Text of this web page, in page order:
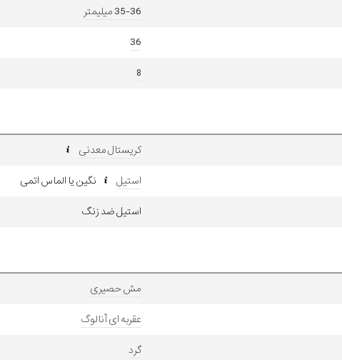
35-36 میلیمتر
36
8
کریستال معدنی
استیل نگین یا الماس اتمی
استیل ضد زنگ
مش حصیری
عقربه ای آنالوگ
گرد